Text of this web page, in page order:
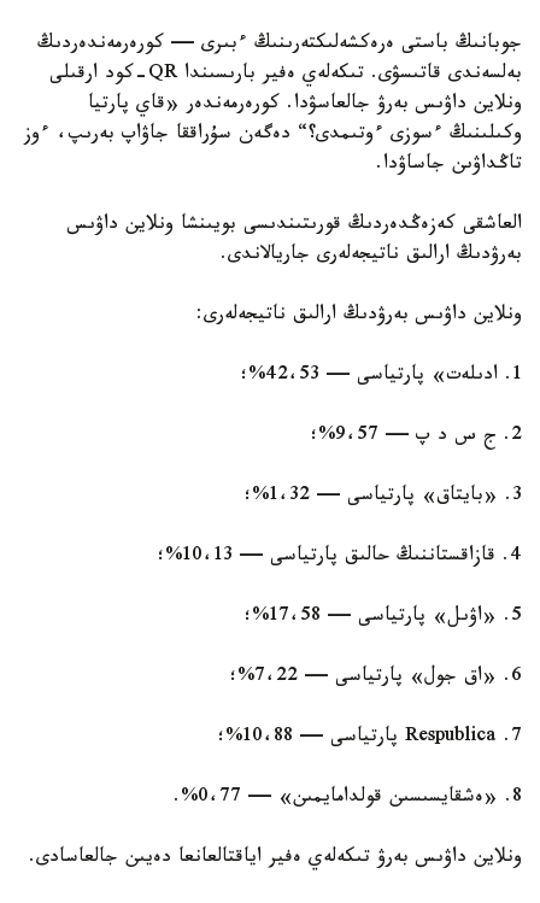
جوبانىڭ باستى ەرەكشەلىكتەرىنىڭ ءبىرى — كورەرمەندەردىڭ
بەلسەندى قاتىسۋى. تىكەلەي ەفير بارىسىندا QR-كود ارقىلى
ونلاين داۋىس بەرۋ جالعاسۋدا. كورەرمەندەر «قاي پارتيا
وكىلىنىڭ ءسوزى ءوتىمدى؟“ دەگەن سۇراققا جاۋاپ بەرىپ، ءوز
تاڭداۋىن جاساۋدا.
العاشقى كەزەڭدەردىڭ قورىتىندىسى بويىنشا ونلاين داۋىس
بەرۋدىڭ ارالىق ناتيجەلەرى جاريالاندى.
ونلاين داۋىس بەرۋدىڭ ارالىق ناتيجەلەرى:
1. ادىلەت» پارتياسى — 42،53%؛
2. ج س د پ — 9،57%؛
3. «بايتاق» پارتياسى — 1،32%؛
4. قازاقستاننىڭ حالىق پارتياسى — 10،13%؛
5. «اۋىل» پارتياسى — 17،58%؛
6. «اق جول» پارتياسى — 7،22%؛
7. Respublica پارتياسى — 10،88%؛
8. «ەشقايسىسىن قولدامايمىن» — 0،77%.
ونلاين داۋىس بەرۋ تىكەلەي ەفير اياقتالعانعا دەيىن جالعاسادى.